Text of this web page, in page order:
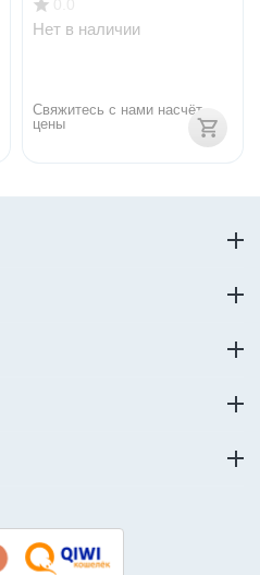
Нет в наличии
Свяжитесь с нами насчёт
цены